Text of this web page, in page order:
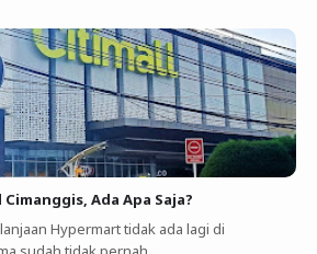
Ada Apa Saja?
Hypermart tidak ada lagi di